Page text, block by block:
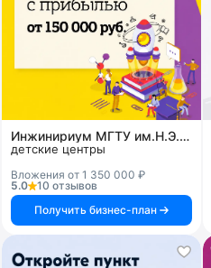
Инжинириум МГТУ им.Н.Э.Баумана
детские центры
Вложения от 1 350 000 ₽
5.0
10 отзывов
Получить бизнес-план